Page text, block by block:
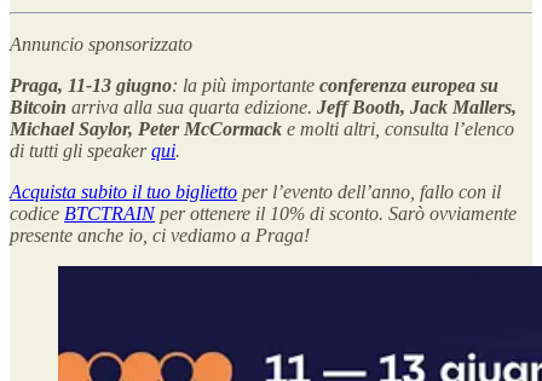
Annuncio sponsorizzato
Praga, 11-13 giugno: la più importante conferenza europea su
Bitcoin arriva alla sua quarta edizione. Jeff Booth, Jack Mallers,
Michael Saylor, Peter McCormack e molti altri, consulta l’elenco
di tutti gli speakerqui.
Acquista subito il tuo biglietto per l’evento dell’anno, fallo con il
codice BTCTRAINper ottenere il 10% di sconto. Sarò ovviamente
presente anche io, ci vediamo a Praga!